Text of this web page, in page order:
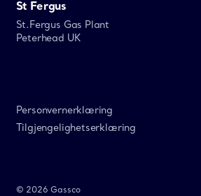
St Fergus
St.Fergus Gas Plant
Peterhead UK
Personvernerklæring
Tilgjengelighetserklæring
© 2026 Gassco